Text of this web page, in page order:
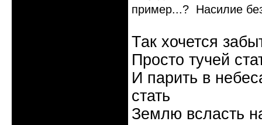
пример...? Насилие
Так хочется
Просто тучей
И парить в
стать
Землю всласть